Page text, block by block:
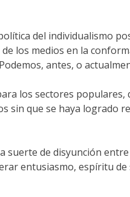
del individualismo
los medios en la
antes, o
los sectores populares,
sin que se haya logrado
suerte de disyunción
entusiasmo, espíritu de